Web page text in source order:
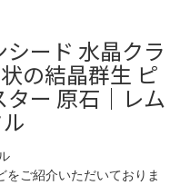
ード 水晶クラ
の結晶群生 ピ
ー 原石｜レム
をご紹介いただいておりま